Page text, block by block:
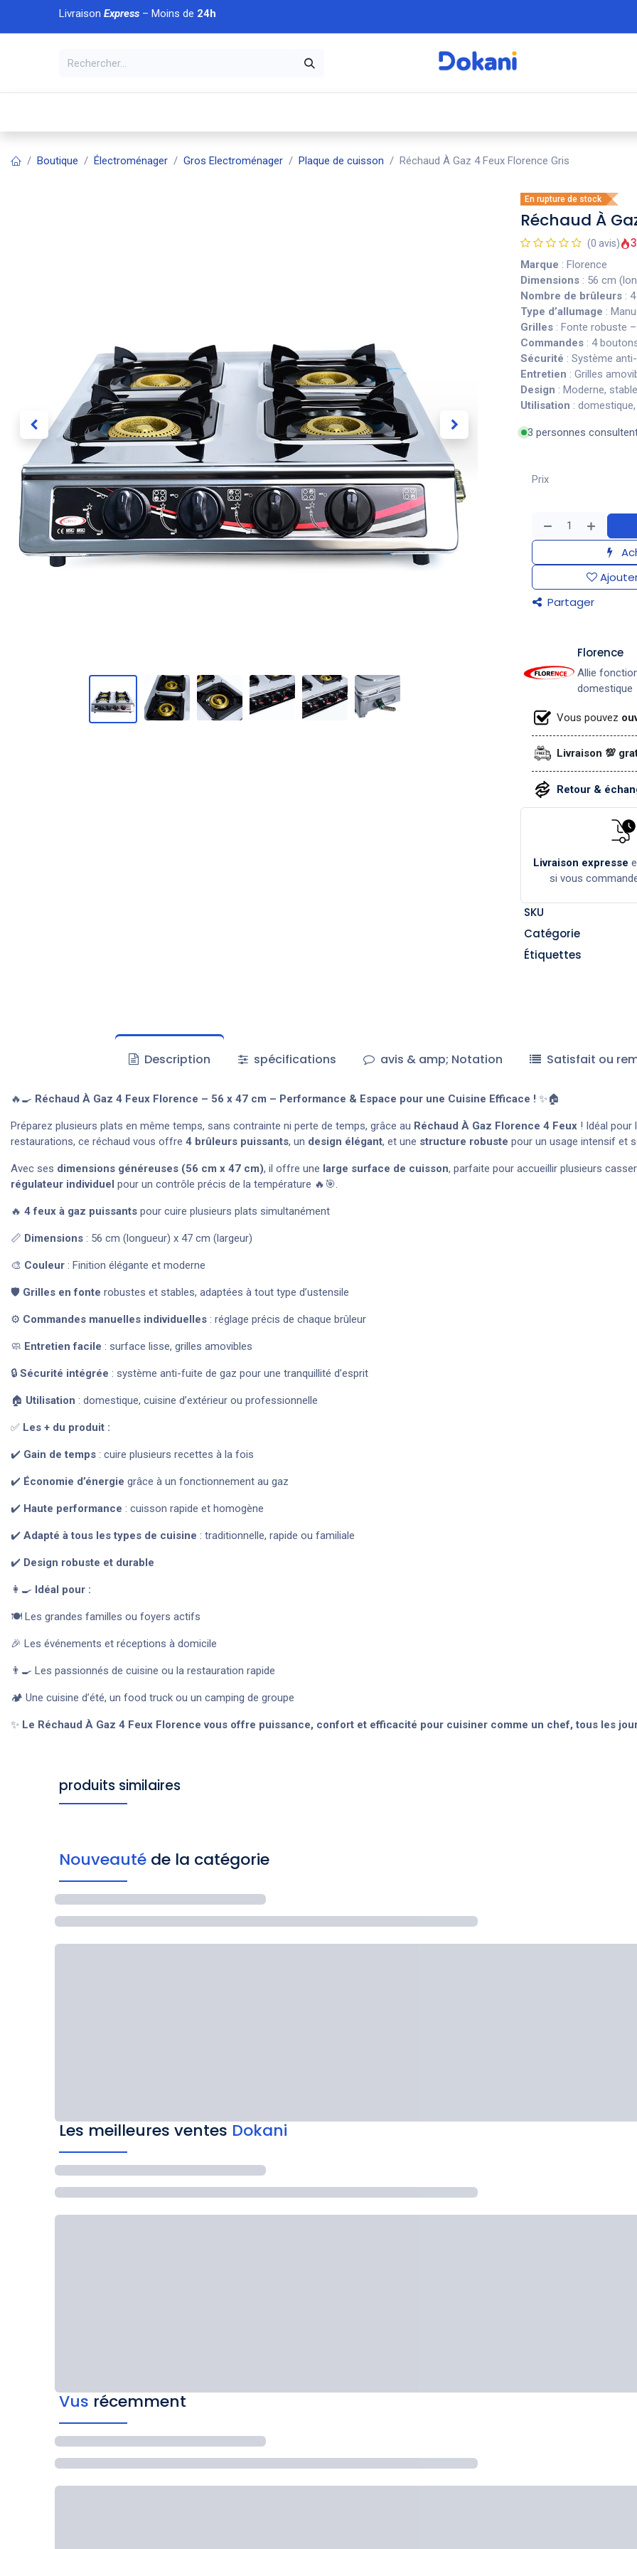
Se rendre au contenu
Livraison Express– Moins de 24h
À DÉCOUVRIR
Boutique Électroménager Gros Electroménager Plaque de cuisson Réchaud À Gaz 4 Feux Florence Gris
En rupture de stock
Réchaud À
(0 avis)
Marque : Florence
Dimensions : 56 cm
Nombre de brûleurs :
Type d’allumage :
Grilles : Fonte robuste
Commandes : 4
Sécurité : Système
Entretien : Grilles
Design : Moderne,
Utilisation :
3 personnes
Partager
Prix
​Florence
Allie
domestique
Vous pouvez
Livraison 💯
Retour &
Livraison expresse
si vous
SKU
Catégorie
Étiquettes
Description spécifications avis & amp; Notation Satisfait ou
🔥🍳 Réchaud À Gaz 4 Feux Florence – 56 x 47 cm – Performance & Espace pour une Cuisine Efficace ! ✨🏠
Préparez plusieurs plats en même temps, sans contrainte ni perte de temps, grâce au Réchaud À Gaz Florence 4 Feux ! Idéal pour
restaurations, ce réchaud vous offre 4 brûleurs puissants, un design élégant, et une structure robuste pour un usage intensif et
Avec ses dimensions généreuses (56 cm x 47 cm), il offre une large surface de cuisson, parfaite pour accueillir plusieurs
régulateur individuel pour un contrôle précis de la température 🔥🎯.
🔥 4 feux à gaz puissants pour cuire plusieurs plats simultanément
📏 Dimensions : 56 cm (longueur) x 47 cm (largeur)
🎨 Couleur : Finition élégante et moderne
🛡️ Grilles en fonte robustes et stables, adaptées à tout type d’ustensile
⚙️ Commandes manuelles individuelles : réglage précis de chaque brûleur
🧼 Entretien facile : surface lisse, grilles amovibles
🔒 Sécurité intégrée : système anti-fuite de gaz pour une tranquillité d’esprit
🏠 Utilisation : domestique, cuisine d’extérieur ou professionnelle
✅ Les + du produit :
✔️ Gain de temps : cuire plusieurs recettes à la fois
✔️ Économie d’énergie grâce à un fonctionnement au gaz
✔️ Haute performance : cuisson rapide et homogène
✔️ Adapté à tous les types de cuisine : traditionnelle, rapide ou familiale
✔️ Design robuste et durable
👩‍🍳 Idéal pour :
🍽️ Les grandes familles ou foyers actifs
🎉 Les événements et réceptions à domicile
👨‍🍳 Les passionnés de cuisine ou la restauration rapide
🏕️ Une cuisine d’été, un food truck ou un camping de groupe
✨ Le Réchaud À Gaz 4 Feux Florence vous offre puissance, confort et efficacité pour cuisiner comme un chef, tous les
produits similaires
Nouveauté de la catégorie
Les meilleures ventes Dokani
Vus récemment